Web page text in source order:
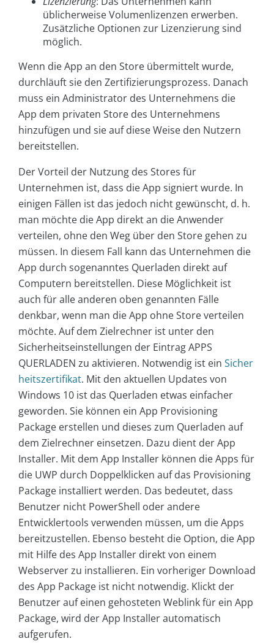
üblicherweise Volumenlizenzen erwerben.
Zusätzliche Optionen zur Lizenzierung sind
möglich.
Wenn die App an den Store übermittelt wurde,
durchläuft sie den Zertifizierungsprozess. Danach
muss ein Administrator des Unternehmens die
App dem privaten Store des Unternehmens
hinzufügen und sie auf diese Weise den Nutzern
bereitstellen.
Der Vorteil der Nutzung des Stores für
Unternehmen ist, dass die App signiert wurde. In
einigen Fällen ist das jedoch nicht gewünscht, d. h.
man möchte die App direkt an die Anwender
verteilen, ohne den Weg über den Store gehen zu
müssen. In diesem Fall kann das Unternehmen die
App durch sogenanntes Querladen direkt auf
Computern bereitstellen. Diese Möglichkeit ist
auch für alle anderen oben genannten Fälle
denkbar, wenn man die App ohne Store verteilen
möchte. Auf dem Zielrechner ist unter den
Sicherheitseinstellungen der Eintrag APPS
QUERLADEN zu aktivieren. Notwendig ist ein Sicher
heitszertifikat. Mit den aktuellen Updates von
Windows 10 ist das Querladen etwas einfacher
geworden. Sie können ein App Provisioning
Package erstellen und dieses zum Querladen auf
dem Zielrechner einsetzen. Dazu dient der App
Installer. Mit dem App Installer können die Apps für
die UWP durch Doppelklicken auf das Provisioning
Package installiert werden. Das bedeutet, dass
Benutzer nicht PowerShell oder andere
Entwicklertools verwenden müssen, um die Apps
bereitzustellen. Ebenso besteht die Option, die App
mit Hilfe des App Installer direkt von einem
Webserver zu installieren. Ein vorheriger Download
des App Package ist nicht notwendig. Klickt der
Benutzer auf einen gehosteten Weblink für ein App
Package, wird der App Installer automatisch
aufgerufen.